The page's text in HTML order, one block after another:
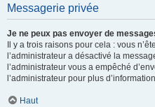
Messagerie privée
Je ne peux pas envoyer de
Il y a trois raisons pour cela : vous
l’administrateur a désactivé la
l’administrateur vous a empêché
l’administrateur pour plus
Haut